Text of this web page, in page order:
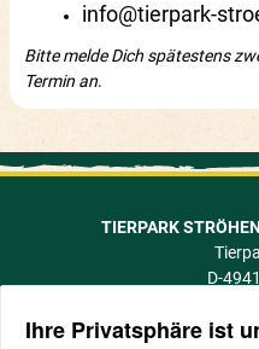
info@tierpark-
Bitte melde Dich spätestens
Termin an.
TIERPARK
D-
Telefon
Ihre Privatsphäre ist